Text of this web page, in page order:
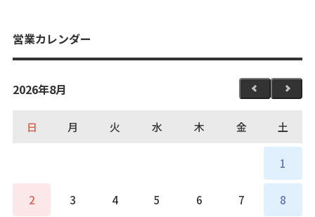
営業カレンダー
2026年8月
日 月 火 水 木 金 土
1
2 3 4 5 6 7 8